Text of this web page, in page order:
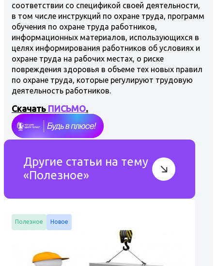
соответствии со спецификой своей деятельности,
в том числе инструкций по охране труда, программ
обучения по охране труда работников,
информационных материалов, использующихся в
целях информирования работников об условиях и
охране труда на рабочих местах, о риске
повреждения здоровья в объеме тех новых правил
по охране труда, которые регулируют трудовую
деятельность работников.
Скачать ПИСЬМО.
Другие статьи на тему
«Полезное»
Полезное Новое